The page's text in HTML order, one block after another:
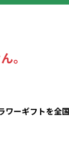
。
ーギフトを全